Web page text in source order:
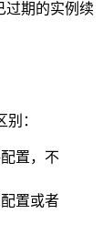
过期的实例续
：
置，不
置或者